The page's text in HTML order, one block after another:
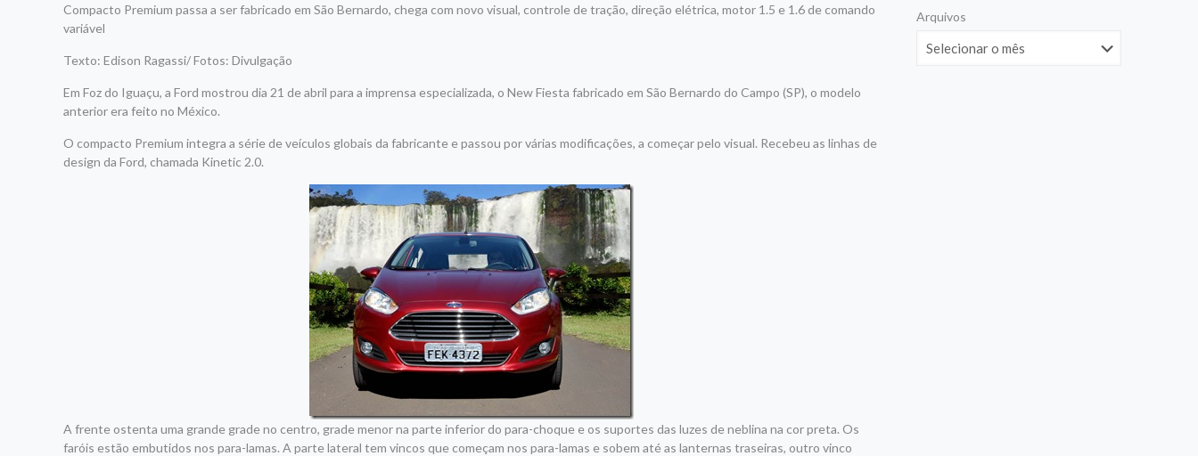
Compacto Premium passa a ser fabricado em São Bernardo, chega com novo visual, controle de tração, direção elétrica, motor 1.5 e 1.6 de comando
variável
Texto: Edison Ragassi/ Fotos: Divulgação
Em Foz do Iguaçu, a Ford mostrou dia 21 de abril para a imprensa especializada, o New Fiesta fabricado em São Bernardo do Campo (SP), o modelo
anterior era feito no México.
O compacto Premium integra a série de veículos globais da fabricante e passou por várias modificações, a começar pelo visual. Recebeu as linhas de
design da Ford, chamada Kinetic 2.0.
A frente ostenta uma grande grade no centro, grade menor na parte inferior do para-choque e os suportes das luzes de neblina na cor preta. Os
faróis estão embutidos nos para-lamas. A parte lateral tem vincos que começam nos para-lamas e sobem até as lanternas traseiras, outro vinco
Arquivos